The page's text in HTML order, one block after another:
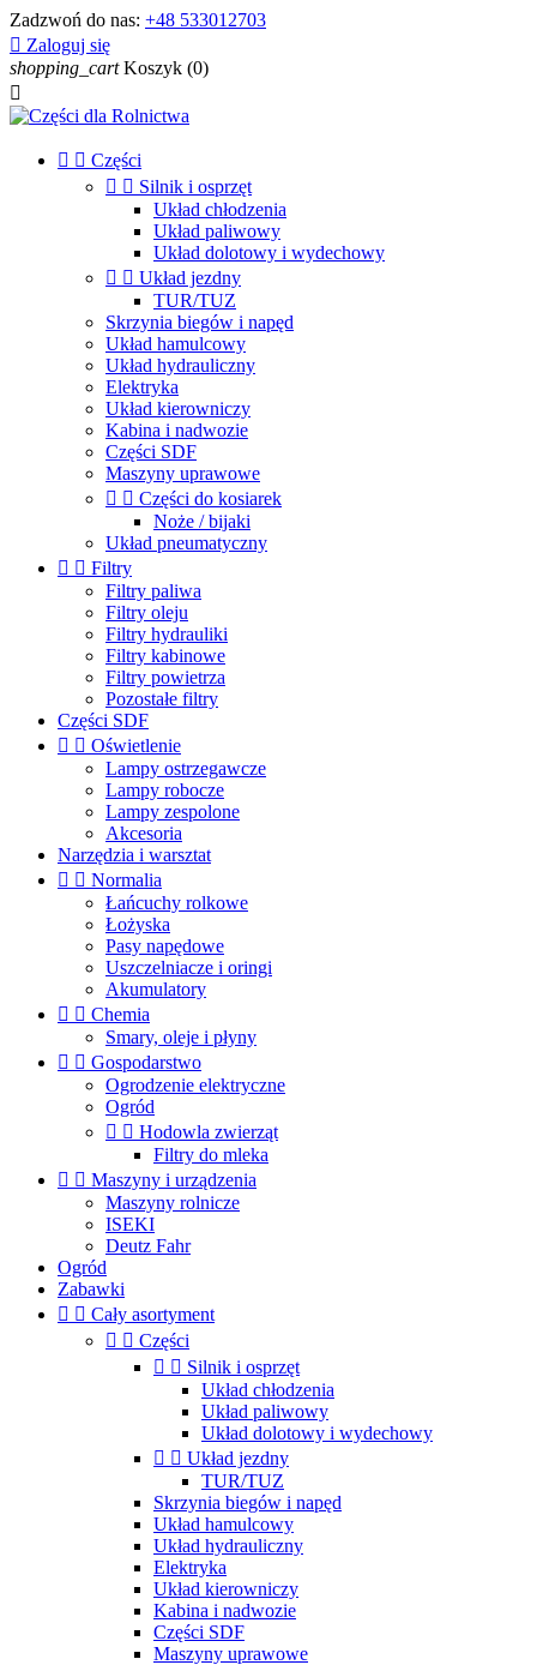
Zadzwoń do nas: +48 533012703
 Zaloguj się
shopping_cart Koszyk (0)

  Części
  Silnik i osprzęt
Układ chłodzenia
Układ paliwowy
Układ dolotowy i wydechowy
  Układ jezdny
TUR/TUZ
Skrzynia biegów i napęd
Układ hamulcowy
Układ hydrauliczny
Elektryka
Układ kierowniczy
Kabina i nadwozie
Części SDF
Maszyny uprawowe
  Części do kosiarek
Noże / bijaki
Układ pneumatyczny
  Filtry
Filtry paliwa
Filtry oleju
Filtry hydrauliki
Filtry kabinowe
Filtry powietrza
Pozostałe filtry
Części SDF
  Oświetlenie
Lampy ostrzegawcze
Lampy robocze
Lampy zespolone
Akcesoria
Narzędzia i warsztat
  Normalia
Łańcuchy rolkowe
Łożyska
Pasy napędowe
Uszczelniacze i oringi
Akumulatory
  Chemia
Smary, oleje i płyny
  Gospodarstwo
Ogrodzenie elektryczne
Ogród
  Hodowla zwierząt
Filtry do mleka
  Maszyny i urządzenia
Maszyny rolnicze
ISEKI
Deutz Fahr
Ogród
Zabawki
  Cały asortyment
  Części
  Silnik i osprzęt
Układ chłodzenia
Układ paliwowy
Układ dolotowy i wydechowy
  Układ jezdny
TUR/TUZ
Skrzynia biegów i napęd
Układ hamulcowy
Układ hydrauliczny
Elektryka
Układ kierowniczy
Kabina i nadwozie
Części SDF
Maszyny uprawowe